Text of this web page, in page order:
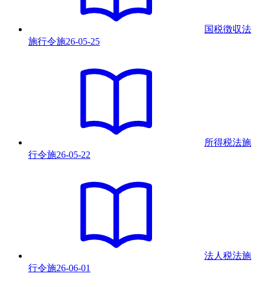
国税徴収法
施行令施26-05-25
所得税法施
行令施26-05-22
法人税法施
行令施26-06-01